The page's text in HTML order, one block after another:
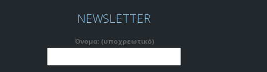
NEWSLETTER
Όνομα: (υποχρεωτικό)